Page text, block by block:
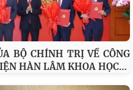
BỘ CHÍNH TRỊ VỀ CÔNG
HÀN LÂM KHOA HỌC…